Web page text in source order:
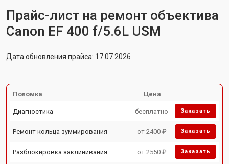
Прайс-лист на ремонт объектива
Canon EF 400 f/5.6L USM
Дата обновления прайса: 17.07.2026
Поломка Цена
Диагностика бесплатно Заказать
Ремонт кольца зуммирования от 2400 ₽ Заказать
Разблокировка заклинивания от 2550 ₽ Заказать